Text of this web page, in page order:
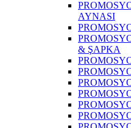
AYNASI
& ŞAPKA